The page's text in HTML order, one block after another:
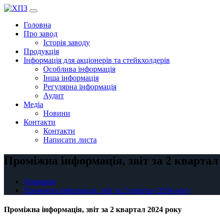
Перейти
вмістуГоловна
Про завод
Історія заводу
Продукція
Інформація для акціонерів та стейкхолдерів
Особлива інформація
Інша інформація
Регулярна інформація
Аудит
Медіа
Новини
Контакти
Контакти
Написати листа
Проміжна інформація, звіт за 2
Домашня
Проміжна інформація, звіт за 2 квартал 2024 року
Проміжна інформація, звіт за 2 квартал 2024 року